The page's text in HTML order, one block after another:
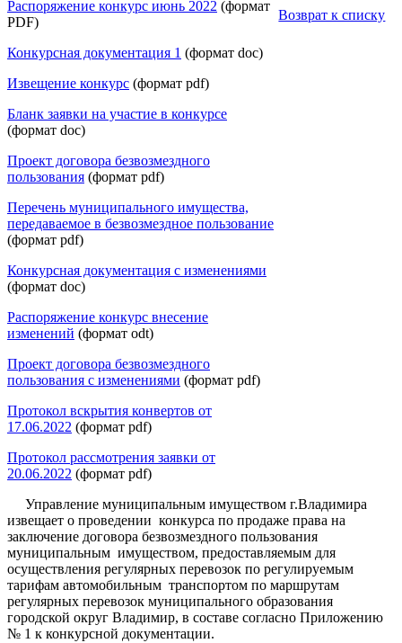
Распоряжение конкурс июнь 2022 (формат
PDF)
Конкурсная документация 1 (формат doc)
Извещение конкурс (формат pdf)
Бланк заявки на участие в конкурсе
(формат doc)
Проект договора безвозмездного
пользования (формат pdf)
Перечень муниципального имущества,
передаваемое в безвозмездное пользование
(формат pdf)
Конкурсная документация с изменениями
(формат doc)
Распоряжение конкурс внесение
изменений (формат odt)
Проект договора безвозмездного
пользования с изменениями (формат pdf)
Протокол вскрытия конвертов от
17.06.2022 (формат pdf)
Протокол рассмотрения заявки от
20.06.2022 (формат pdf)
Управление муниципальным имуществом г.Владимира
извещает о проведении конкурса по продаже права на
заключение договора безвозмездного пользования
муниципальным имуществом, предоставляемым для
осуществления регулярных перевозок по регулируемым
тарифам автомобильным транспортом по маршрутам
регулярных перевозок муниципального образования
городской округ Владимир, в составе согласно Приложению
№ 1 к конкурсной документации.
Возврат к списку